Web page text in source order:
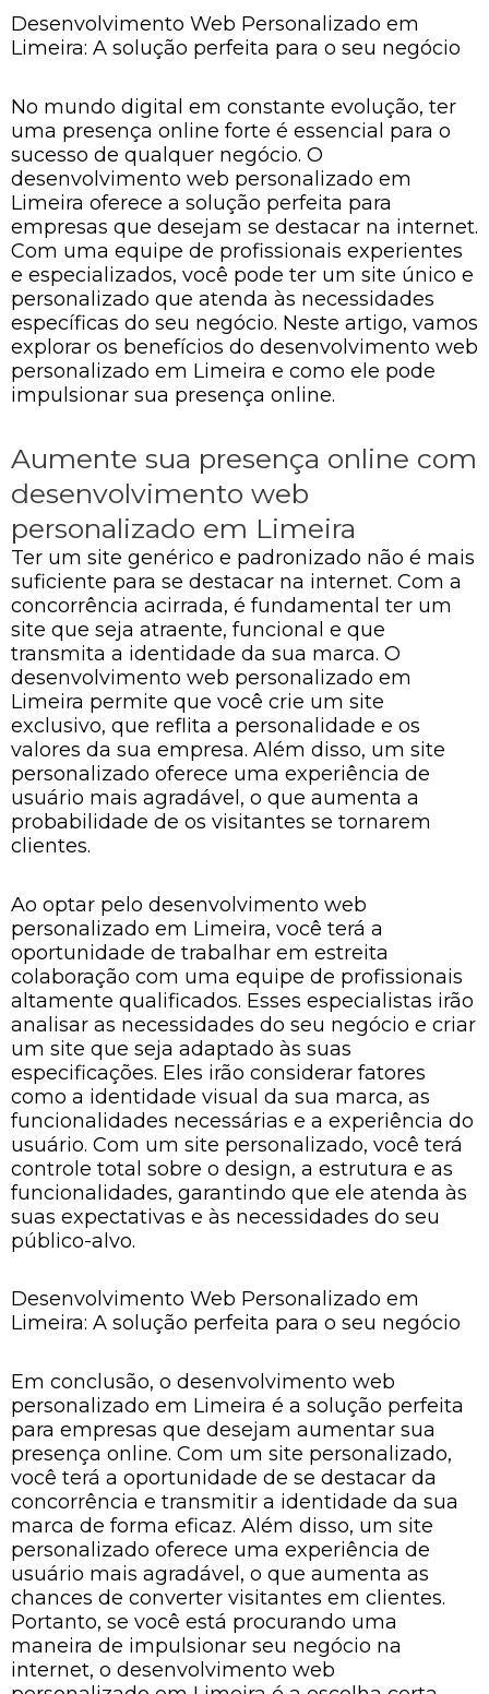
Desenvolvimento Web Personalizado em
Limeira: A solução perfeita para o seu negócio
No mundo digital em constante evolução, ter
uma presença online forte é essencial para o
sucesso de qualquer negócio. O
desenvolvimento web personalizado em
Limeira oferece a solução perfeita para
empresas que desejam se destacar na internet.
Com uma equipe de profissionais experientes
e especializados, você pode ter um site único e
personalizado que atenda às necessidades
específicas do seu negócio. Neste artigo, vamos
explorar os benefícios do desenvolvimento web
personalizado em Limeira e como ele pode
impulsionar sua presença online.
Aumente sua presença online com
desenvolvimento web
personalizado em Limeira
Ter um site genérico e padronizado não é mais
suficiente para se destacar na internet. Com a
concorrência acirrada, é fundamental ter um
site que seja atraente, funcional e que
transmita a identidade da sua marca. O
desenvolvimento web personalizado em
Limeira permite que você crie um site
exclusivo, que reflita a personalidade e os
valores da sua empresa. Além disso, um site
personalizado oferece uma experiência de
usuário mais agradável, o que aumenta a
probabilidade de os visitantes se tornarem
clientes.
Ao optar pelo desenvolvimento web
personalizado em Limeira, você terá a
oportunidade de trabalhar em estreita
colaboração com uma equipe de profissionais
altamente qualificados. Esses especialistas irão
analisar as necessidades do seu negócio e criar
um site que seja adaptado às suas
especificações. Eles irão considerar fatores
como a identidade visual da sua marca, as
funcionalidades necessárias e a experiência do
usuário. Com um site personalizado, você terá
controle total sobre o design, a estrutura e as
funcionalidades, garantindo que ele atenda às
suas expectativas e às necessidades do seu
público-alvo.
Desenvolvimento Web Personalizado em
Limeira: A solução perfeita para o seu negócio
Em conclusão, o desenvolvimento web
personalizado em Limeira é a solução perfeita
para empresas que desejam aumentar sua
presença online. Com um site personalizado,
você terá a oportunidade de se destacar da
concorrência e transmitir a identidade da sua
marca de forma eficaz. Além disso, um site
personalizado oferece uma experiência de
usuário mais agradável, o que aumenta as
chances de converter visitantes em clientes.
Portanto, se você está procurando uma
maneira de impulsionar seu negócio na
internet, o desenvolvimento web